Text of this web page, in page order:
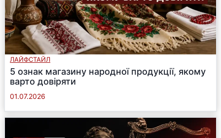
ЛАЙФСТАЙЛ
5 ознак магазину народної продукції, якому
варто довіряти
01.07.2026